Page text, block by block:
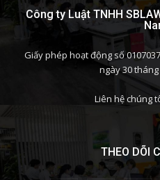
Công ty Luật TNHH
Giấy phép hoạt động số
ngày 30
Liên hệ chúng
THEO DÕI